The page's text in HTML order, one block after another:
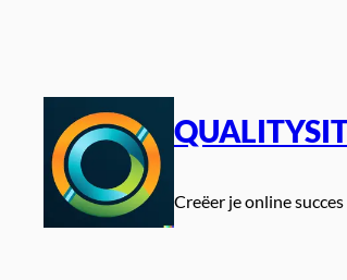
Creëer je online